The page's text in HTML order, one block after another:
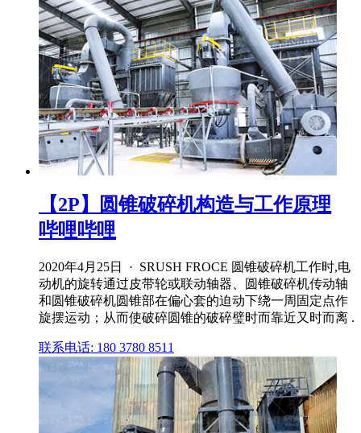
【2P】圆锥破碎机构造与工作原理
哔哩哔哩
2020年4月25日 · SRUSH FROCE 圆锥破碎机工作时,电
动机的旋转通过皮带轮或联动轴器、圆锥破碎机传动轴
和圆锥破碎机圆锥部在偏心套的迫动下绕一周固定点作
旋摆运动；从而使破碎圆锥的破碎璧时而靠近又时而离 .
联系电话: 180 3780 8511